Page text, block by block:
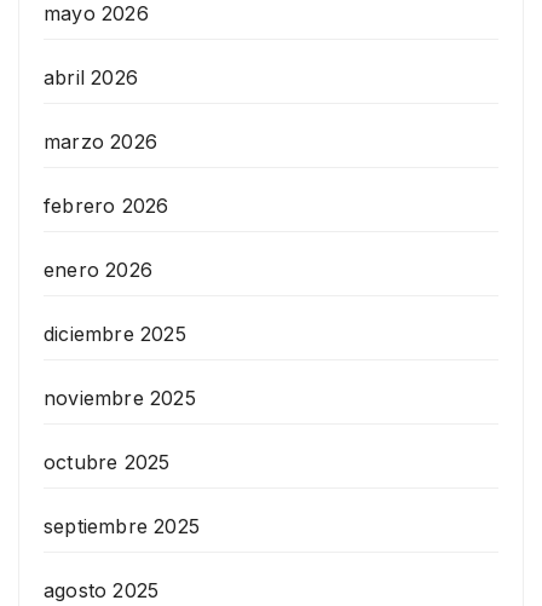
mayo 2026
abril 2026
marzo 2026
febrero 2026
enero 2026
diciembre 2025
noviembre 2025
octubre 2025
septiembre 2025
agosto 2025